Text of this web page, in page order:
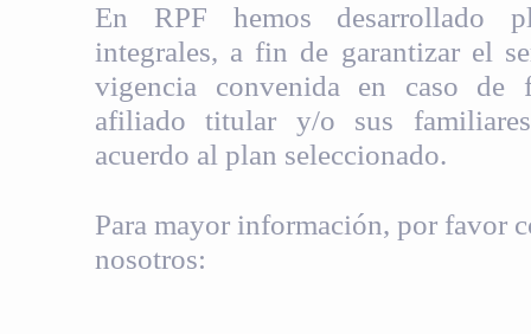
En RPF hemos desarrollado
integrales, a fin de garantizar el
vigencia convenida en caso de
afiliado titular y/o sus
acuerdo al plan seleccionado.
Para mayor información, por favor
nosotros: